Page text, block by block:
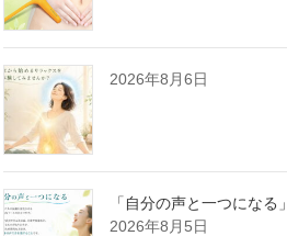
2026年8月6日
「自分の声と一つになる」
2026年8月5日